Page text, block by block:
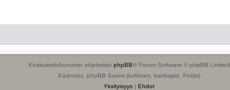
Keskustelufoorumin ohjelmisto phpBB® Forum Software © phpBB Limited
Käännös: phpBB Suomi (lurttinen, harritapio, Pettis)
Yksityisyys | Ehdot